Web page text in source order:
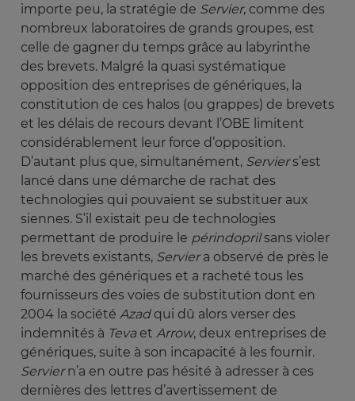
importe peu, la stratégie de Servier, comme des
nombreux laboratoires de grands groupes, est
celle de gagner du temps grâce au labyrinthe
des brevets. Malgré la quasi systématique
opposition des entreprises de génériques, la
constitution de ces halos (ou grappes) de brevets
et les délais de recours devant l’OBE limitent
considérablement leur force d’opposition.
D’autant plus que, simultanément, Serviers’est
lancé dans une démarche de rachat des
technologies qui pouvaient se substituer aux
siennes. S’il existait peu de technologies
permettant de produire le périndoprilsans violer
les brevets existants, Serviera observé de près le
marché des génériques et a racheté tous les
fournisseurs des voies de substitution dont en
2004 la société Azadqui dû alors verser des
indemnités à Tevaet Arrow, deux entreprises de
génériques, suite à son incapacité à les fournir.
Serviern’a en outre pas hésité à adresser à ces
dernières des lettres d’avertissement de